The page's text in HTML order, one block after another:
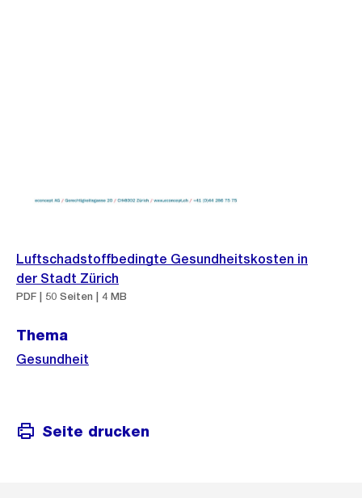
Luftschadstoffbedingte Gesundheitskosten in
der Stadt Zürich
PDF | 50 Seiten | 4 MB
Thema
Gesundheit
Seite drucken